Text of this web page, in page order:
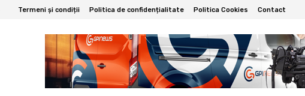
Termeni și condiții Politica de confidențialitate Politica Cookies Contact